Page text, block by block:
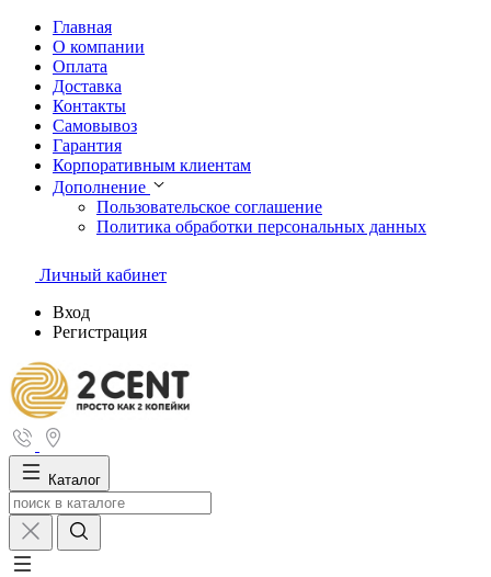
Главная
О компании
Оплата
Доставка
Контакты
Самовывоз
Гарантия
Корпоративным клиентам
Дополнение
Пользовательское соглашение
Политика обработки персональных данных
Личный кабинет
Вход
Регистрация
Каталог